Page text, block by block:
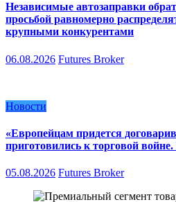
Независимые автозаправки
просьбой равномерно
крупными конкурентами
06.08.2026 Futures Broker
Новости
«Европейцам придется
приготовились к торговой войне.
05.08.2026 Futures Broker